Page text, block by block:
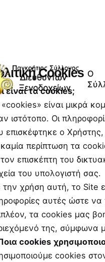
Ο
Cookies
είναι τα cookies;
είναι μικρά
ιστότοπο. Οι
επισκέφτηκε ο
περίπτωση τα
επισκέπτη του
του υπολογιστή σας.
χρήση αυτή, το Site
αυτές ώστε να
τα cookies μας
της, σύμφωνα
cookies
cookies